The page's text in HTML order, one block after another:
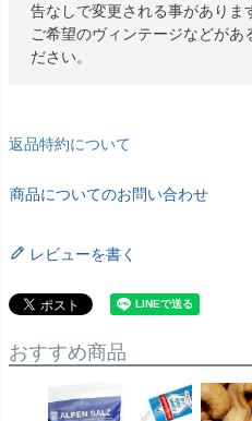
告なしで変更される事がありま
ご希望のヴィンテージなどがあ
ださい。
返品特約について
商品についてのお問い合わせ
レビューを書く
おすすめ商品